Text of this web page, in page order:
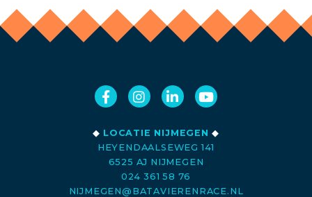
◆ LOCATIE NIJMEGEN ◆
HEYENDAALSEWEG 141
6525 AJ NIJMEGEN
024 361 58 76
NIJMEGEN@BATAVIERENRACE.NL